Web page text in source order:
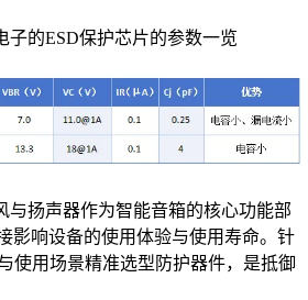
子的ESD保护芯片的参数一览
与扬声器作为智能音箱的核心功能部
影响设备的使用体验与使用寿命。针
使用场景精准选型防护器件，是抵御